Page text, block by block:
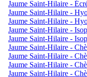
Jaume Saint-Hilaire -
Jaume Saint-Hilaire -
Jaume Saint-Hilaire -
Jaume Saint-Hilaire -
Jaume Saint-Hilaire -
Jaume Saint-Hilaire -
Jaume Saint-Hilaire -
Jaume Saint-Hilaire -
Jaume Saint-Hilaire -